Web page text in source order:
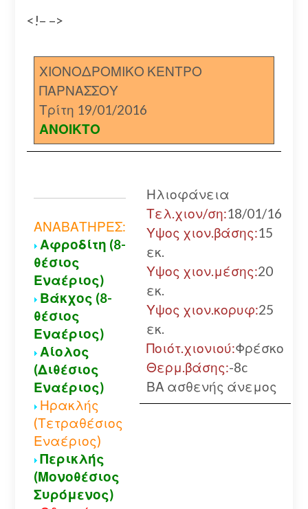
<!– –>
ΧΙΟΝΟΔΡΟΜΙΚΟ ΚΕΝΤΡΟ
ΠΑΡΝΑΣΣΟΥ
Τρίτη 19/01/2016
ΑΝΟΙΚΤΟ
ΑΝΑΒΑΤΗΡΕΣ:
Αφροδίτη (8-
θέσιος
Εναέριος)
Βάκχος (8-
θέσιος
Εναέριος)
Αίολος
(Διθέσιος
Εναέριος)
Ηρακλής
(Τετραθέσιος
Εναέριος)
Περικλής
(Μονοθέσιος
Συρόμενος)
Ηλιοφάνεια
Τελ.χιον/ση:18/01/16
Υψος χιον.βάσης:15
εκ.
Υψος χιον.μέσης:20
εκ.
Υψος χιον.κορυφ:25
εκ.
Ποιότ.χιονιού:Φρέσκο
Θερμ.βάσης:-8c
ΒΑ ασθενής άνεμος